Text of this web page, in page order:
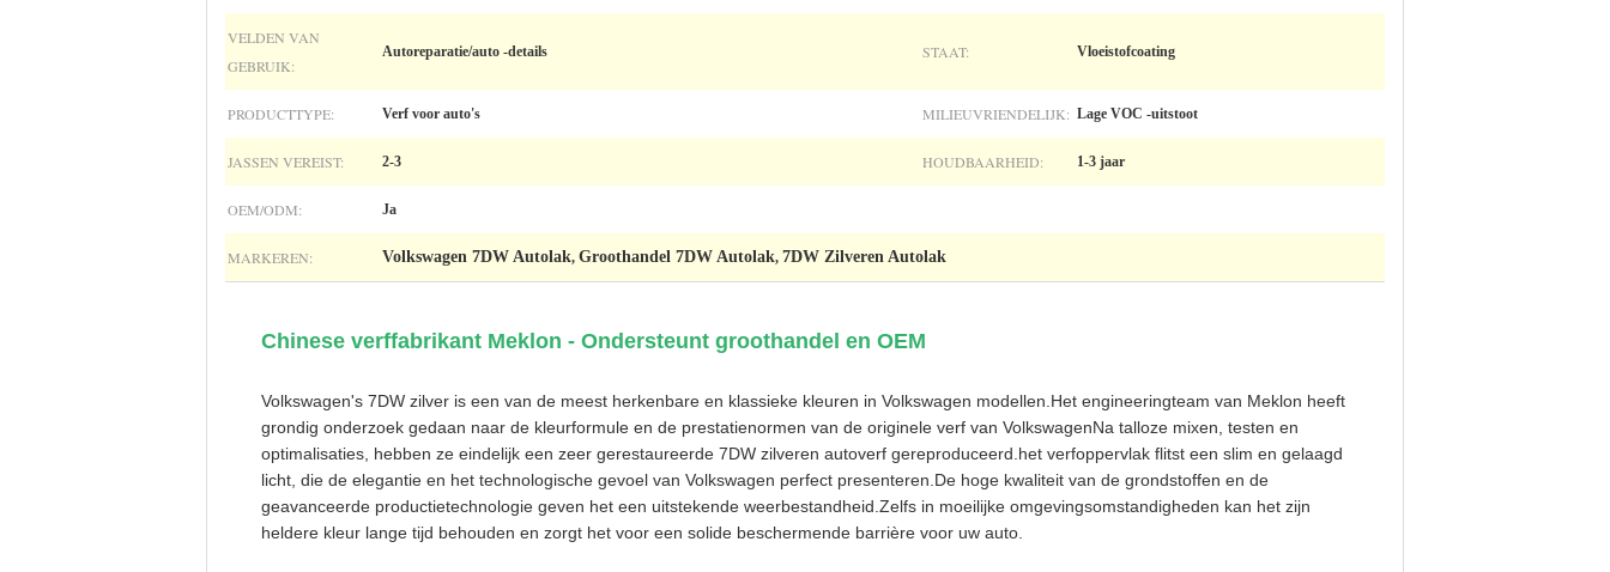
VELDEN VAN
GEBRUIK:
Autoreparatie/auto -details STAAT: Vloeistofcoating
PRODUCTTYPE: Verf voor auto's MILIEUVRIENDELIJK: Lage VOC -uitstoot
JASSEN VEREIST: 2-3 HOUDBAARHEID: 1-3 jaar
OEM/ODM: Ja
MARKEREN: Volkswagen 7DW Autolak, Groothandel 7DW Autolak, 7DW Zilveren Autolak
Chinese verffabrikant Meklon - Ondersteunt groothandel en OEM
Volkswagen's 7DW zilver is een van de meest herkenbare en klassieke kleuren in Volkswagen modellen.Het engineeringteam van Meklon heeft
grondig onderzoek gedaan naar de kleurformule en de prestatienormen van de originele verf van VolkswagenNa talloze mixen, testen en
optimalisaties, hebben ze eindelijk een zeer gerestaureerde 7DW zilveren autoverf gereproduceerd.het verfoppervlak flitst een slim en gelaagd
licht, die de elegantie en het technologische gevoel van Volkswagen perfect presenteren.De hoge kwaliteit van de grondstoffen en de
geavanceerde productietechnologie geven het een uitstekende weerbestandheid.Zelfs in moeilijke omgevingsomstandigheden kan het zijn
heldere kleur lange tijd behouden en zorgt het voor een solide beschermende barrière voor uw auto.